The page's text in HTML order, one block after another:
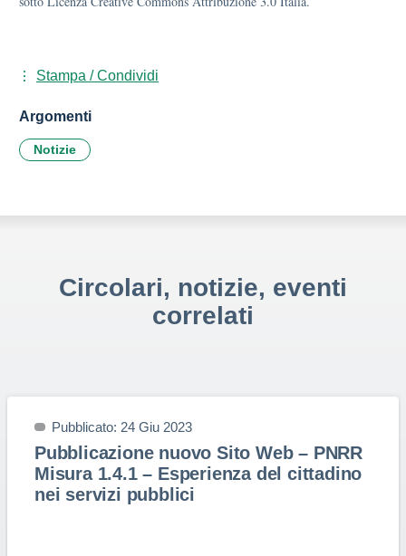
Stampa / Condividi
Argomenti
Notizie
Circolari, notizie, eventi
correlati
Pubblicato: 24 Giu 2023
Pubblicazione nuovo Sito Web – PNRR
Misura 1.4.1 – Esperienza del cittadino
nei servizi pubblici